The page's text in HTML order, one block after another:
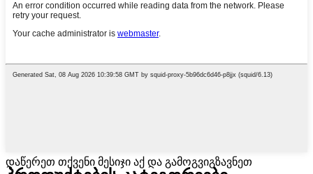
დაწერეთ თქვენი მესიჯი აქ და გამოგვიგზავნეთ